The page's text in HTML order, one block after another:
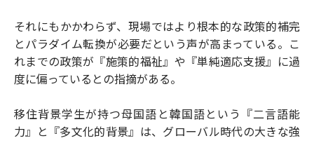
それにもかかわらず、現場ではより根本的な政策的補完
とパラダイム転換が必要だという声が高まっている。こ
れまでの政策が『施策的福祉』や『単純適応支援』に過
度に偏っているとの指摘がある。
移住背景学生が持つ母国語と韓国語という『二言語能
力』と『多文化的背景』は、グローバル時代の大きな強